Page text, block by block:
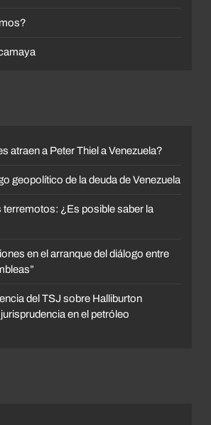
atraen a Peter Thiel a Venezuela?
geopolítico de la deuda de Venezuela
terremotos: ¿Es posible saber la
en el arranque del diálogo entre
del TSJ sobre Halliburton
en el petróleo